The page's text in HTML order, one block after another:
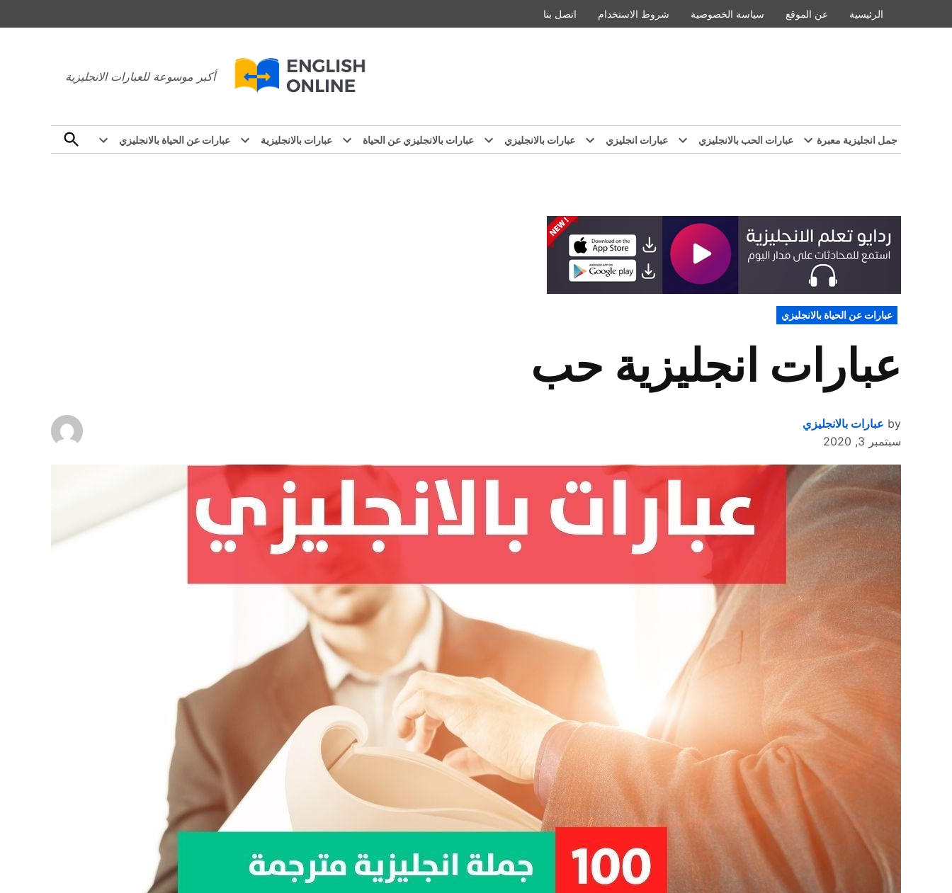
to
الرئيسية عن الموقع سياسة الخصوصية شروط الاستخدام اتصل بنا
عبارات بالانجليزي
أكبر موسوعة للعبارات الانجليزية
جمل انجليزية معبرة عبارات الحب بالانجليزي عبارات انجليزي عبارات بالانجليزي عبارات بالانجليزي عن الحياة عبارات بالانجليزية عبارات عن الحياة بالانجليزي
Open
POSTED
IN
عبارات عن الحياة بالانجليزي
عبارات انجليزية حب
by عبارات بالانجليزي
سبتمبر 3, 2020